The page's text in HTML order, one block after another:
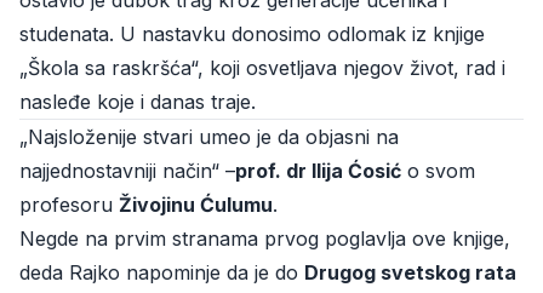
studenata. U nastavku donosimo odlomak iz knjige
„Škola sa raskršća“, koji osvetljava njegov život, rad i
nasleđe koje i danas traje.
„Najsloženije stvari umeo je da objasni na
najjednostavniji način“ –prof. dr Ilija Ćosić o svom
profesoru Živojinu Ćulumu.
Negde na prvim stranama prvog poglavlja ove knjige,
deda Rajko napominje da je do Drugog svetskog rata